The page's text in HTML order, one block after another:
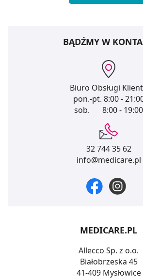
BĄDŹMY W
Biuro Obsługi
pon.-pt. 8:00 -
sob.
8:00 - 19:00
32 744 35 62
info@medicare.pl
MEDICARE.PL
Allecco Sp. z o.o.
Białobrzeska 45
41-409 Mysłowice